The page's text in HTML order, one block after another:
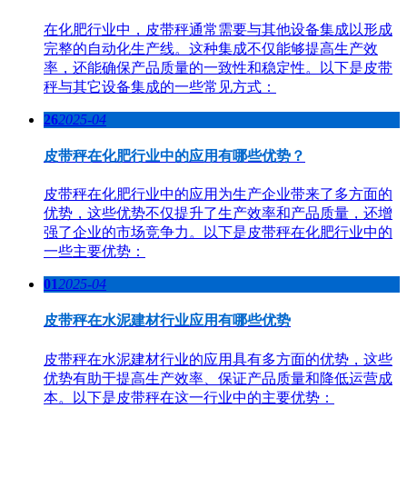
在化肥行业中，皮带秤通常需要与其他设备集成以形成
完整的自动化生产线。这种集成不仅能够提高生产效
率，还能确保产品质量的一致性和稳定性。以下是皮带
秤与其它设备集成的一些常见方式：
262025-04
皮带秤在化肥行业中的应用有哪些优势？
皮带秤在化肥行业中的应用为生产企业带来了多方面的
优势，这些优势不仅提升了生产效率和产品质量，还增
强了企业的市场竞争力。以下是皮带秤在化肥行业中的
一些主要优势：
012025-04
皮带秤在水泥建材行业应用有哪些优势
皮带秤在水泥建材行业的应用具有多方面的优势，这些
优势有助于提高生产效率、保证产品质量和降低运营成
本。以下是皮带秤在这一行业中的主要优势：